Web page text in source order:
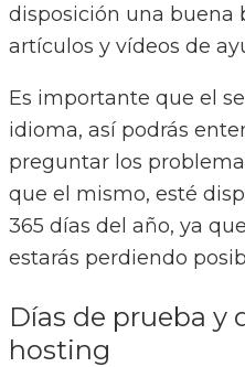
disposición una buena
artículos y vídeos de
Es importante que el
idioma, así podrás
preguntar los
que el mismo, esté
365 días del año, ya
estarás perdiendo
Días de prueba y
hosting